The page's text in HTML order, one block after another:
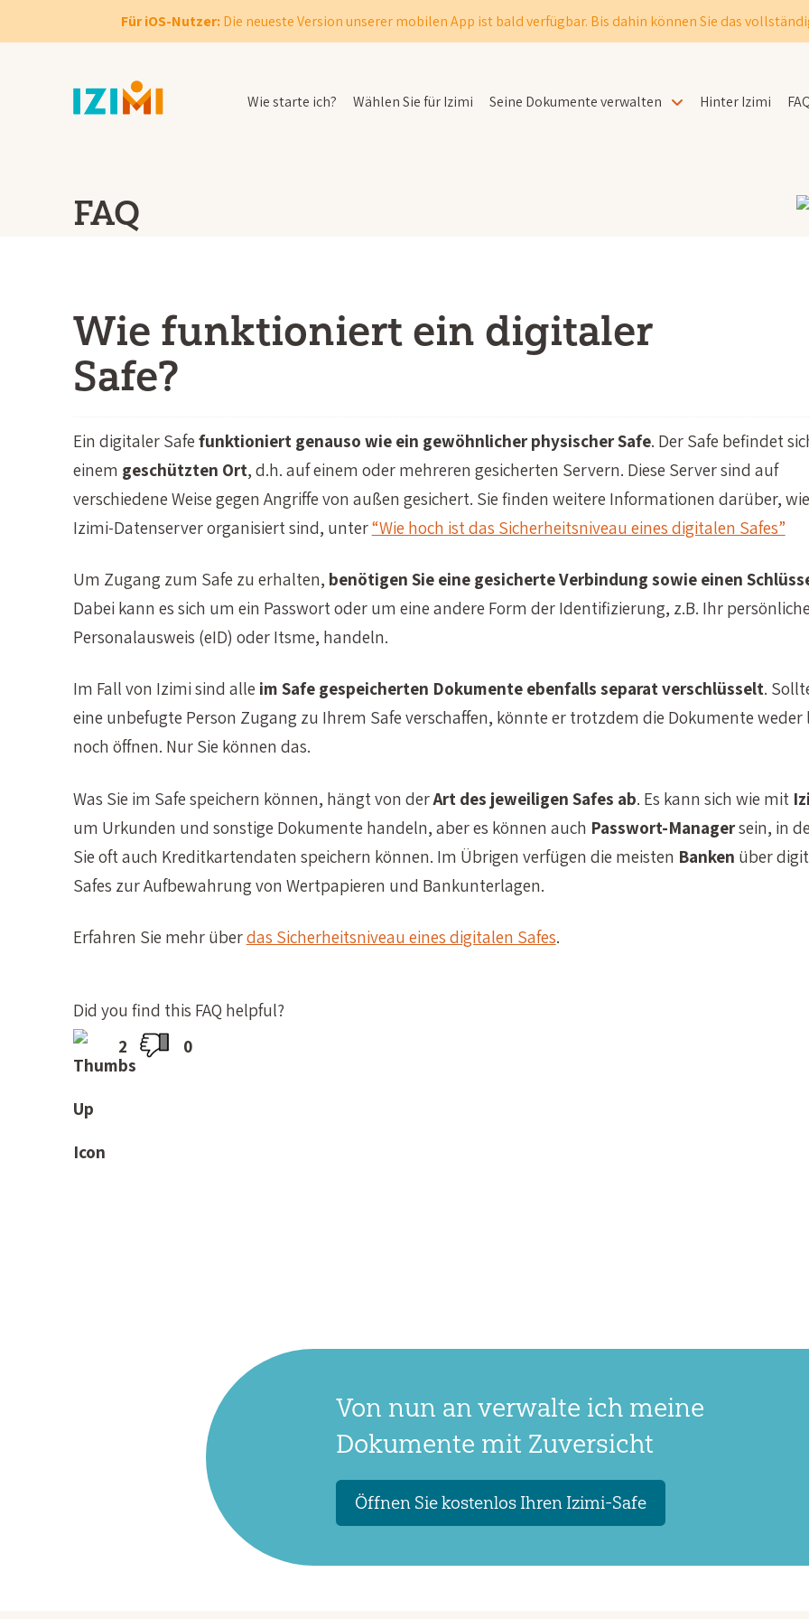
Für iOS-Nutzer:Die neueste Version unserer mobilen App ist bald verfügbar. Bis dahin können Sie das
Wie starte ich? Wählen Sie für Izimi Seine Dokumente verwalten Hinter Izimi
FAQ
Wie funktioniert ein digitaler
Safe?
Ein digitaler Safefunktioniert genauso wie ein gewöhnlicher physischer Safe. Der Safe befindet
einem geschützten Ort, d.h. auf einem oder mehreren gesicherten Servern. Diese Server sind auf
verschiedene Weise gegen Angriffe von außen gesichert. Sie finden weitere Informationen darüber,
Izimi-Datenserver organisiert sind, unter“Wie hoch ist das Sicherheitsniveau eines digitalen Safes”
Um Zugang zum Safe zu erhalten, benötigen Sie eine gesicherte Verbindung sowie einen
Dabei kann es sich um ein Passwort oder um eine andere Form der Identifizierung, z.B. Ihr
Personalausweis (eID) oder Itsme, handeln.
Im Fall von Izimi sind alleim Safe gespeicherten Dokumente ebenfalls separat verschlüsselt.
eine unbefugte Person Zugang zu Ihrem Safe verschaffen, könnte er trotzdem die Dokumente weder
noch öffnen. Nur Sie können das.
Was Sie im Safe speichern können, hängt von derArt des jeweiligen Safes ab. Es kann sich wie mit
um Urkunden und sonstige Dokumente handeln, aber es können auch Passwort-Managersein, in
Sie oft auch Kreditkartendaten speichern können. Im Übrigen verfügen die meisten Banken über
Safes zur Aufbewahrung von Wertpapieren und Bankunterlagen.
Erfahren Sie mehr überdas Sicherheitsniveau eines digitalen Safes.
Did you find this FAQ helpful?
2
0
Von nun an verwalte ich meine
Dokumente mit Zuversicht
Öffnen Sie kostenlos Ihren Izimi-Safe